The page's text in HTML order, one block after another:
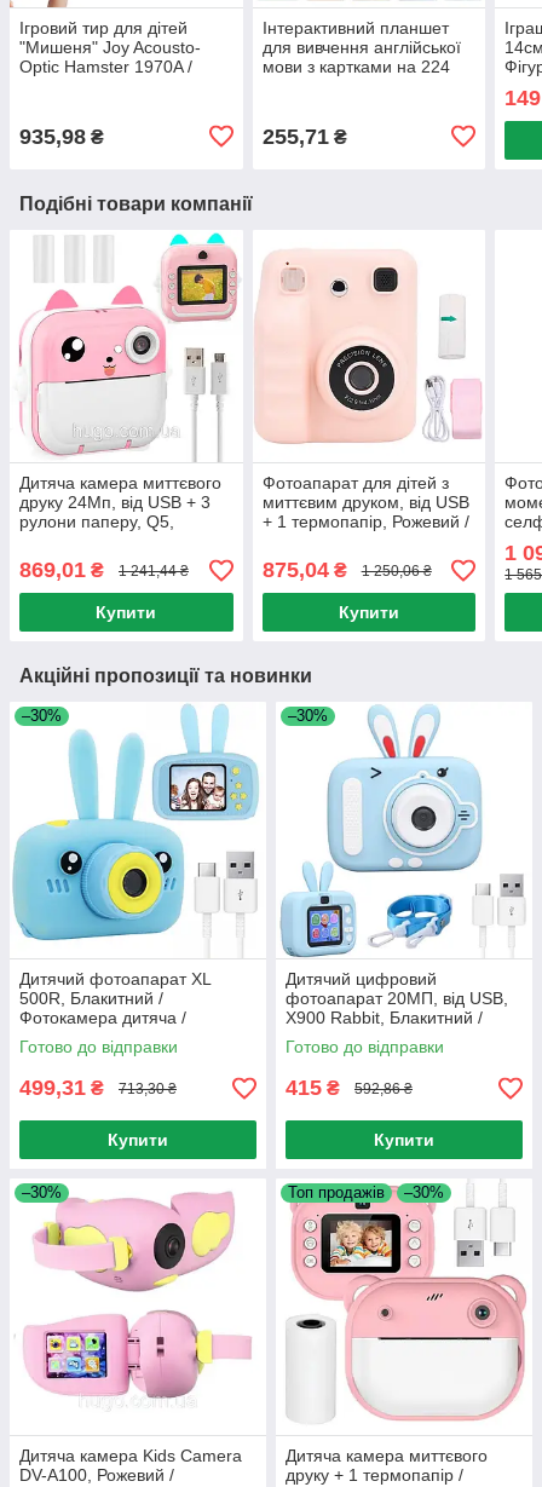
Ігровий тир для дітей
"Мишеня" Joy Acousto-
Optic Hamster 1970A /
935,98 ₴
Інтерактивний планшет
для вивчення англійської
мови з картками на 224
255,71₴
Подібні товари компанії
Дитяча камера миттєвого
друку 24Мп, від USB + 3
рулони паперу, Q5,
моментального друку
869,01 ₴ 1 241,44 ₴
Купити
Фотоапарат для дітей з
миттєвим друком, від USB
+ 1 термопапір, Рожевий /
Фотоапарат дитячий
875,04₴ 1 250,06 ₴
Купити
1
1
Акційні пропозиції та новинки
–30%
Дитячий фотоапарат XL
500R, Блакитний /
Фотокамера дитяча /
Цифровий фотоапарат
Готово до відправки
499,31 ₴ 713,30 ₴
Купити
–30%
Дитячий цифровий
фотоапарат 20МП, від USB,
X900 Rabbit, Блакитний /
Фотокамера для дітей із
селфі-камерою та відео
Готово до відправки
415 ₴ 592,86 ₴
Купити
–30%
Дитяча камера Kids Camera
DV-A100, Рожевий /
Топ продажів –30%
Дитяча камера миттєвого
друку + 1 термопапір /